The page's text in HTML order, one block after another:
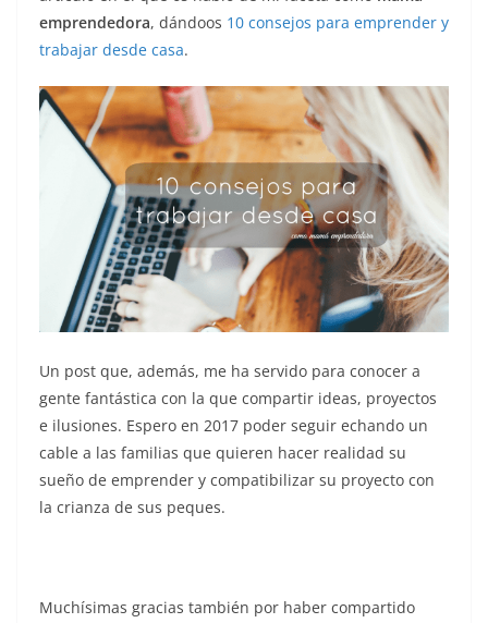
emprendedora, dándoos 10 consejos para emprender y
trabajar desde casa.
Un post que, además, me ha servido para conocer a
gente fantástica con la que compartir ideas, proyectos
e ilusiones. Espero en 2017 poder seguir echando un
cable a las familias que quieren hacer realidad su
sueño de emprender y compatibilizar su proyecto con
la crianza de sus peques.
Muchísimas gracias también por haber compartido